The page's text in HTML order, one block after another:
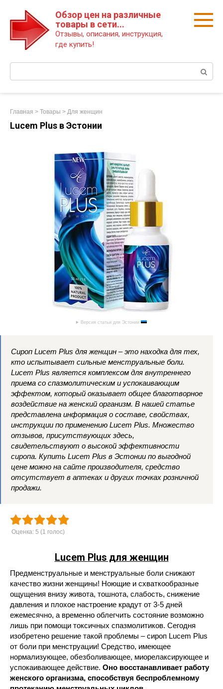
Обзор цен на различные
товары в сети...
Отзывы, описания, инструкция,
где купить!
Главная > Товары > Для женщин
Lucem Plus в Эстонии
Версия статьи для Эстонии
Сироп Lucem Plus для женщин – это находка для тех,
кто испытывает сильные менструальные боли.
Lucem Plus является комплексом для внутреннего
приема со спазмолитическим и успокаивающим
эффектом, который оказывает общее благотворное
воздействие на женский организм. В нашей статье
представлена информация о составе, свойствах,
инструкции по применению Lucem Plus. Множество
отзывов, присутствующих здесь,
свидетельствуют о высокой эффективности
сиропа. Купить Lucem Plus в Эстонии по выгодной
цене можно на сайте производителя, средство
отсутствует в аптеках и других точках розничной
продажи.
Оценка: 5 (1 голос)
Lucem Plus для женщин
Предменструальные и менструальные боли снижают
качество жизни женщины! Ноющие и схваткообразные
ощущения внизу живота, тошнота, слабость, снижение
давления и плохое настроение крадут от 3-5 дней
ежемесячно, а временно облегчить состояние возможно
лишь при помощи токсичных спазмолитиков. Сегодня
изобретено решение такой проблемы – сироп Lucem Plus
от боли при менструации! Средство, имеющее
нормализующее, обезболивающее, миорелаксирующее и
успокаивающее действие. Оно восстанавливает работу
женского организма, способствуя беспроблемному